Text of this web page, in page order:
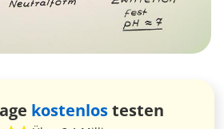
kostenlostesten